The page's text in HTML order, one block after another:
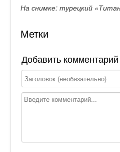
На снимке: турецкий
Метки
Добавить комментарий